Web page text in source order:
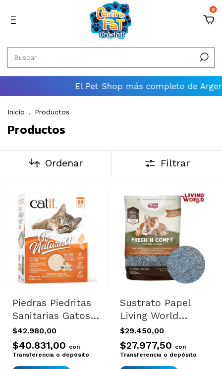
0
El Pet Shop más completo de Argentina
Inicio . Productos
Productos
Ordenar Filtrar
Piedras Piedritas
Sanitarias Gatos
Aglomerantes
Catit 5.6kg
$42.980,00
$40.831,00 con
Transferencia o depósito
Sustrato Papel
Living World
Hamster Conejo
Cobayo Roedores
Azul
$29.450,00
$27.977,50 con
Transferencia o depósito